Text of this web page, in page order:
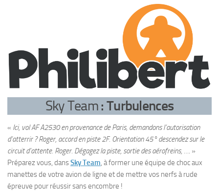
Sky Team: Turbulences
« Ici, vol AF A2530 en provenance de Paris, demandons l’autorisation
d’atterrir ? Roger, accord en piste 2F. Orientation 45° descendez sur le
circuit d’attente. Roger. Dégagez la piste, sortie des aérofreins, …. »
Préparez vous, dansSky Team, à former une équipe de choc aux
manettes de votre avion de ligne et de mettre vos nerfs à rude
épreuve pour réussir sans encombre !